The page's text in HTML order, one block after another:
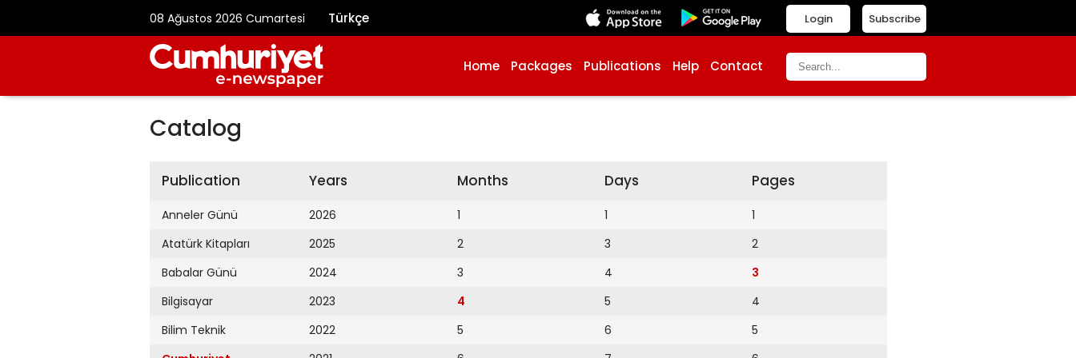
08 Ağustos 2026 Cumartesi Türkçe Subscribe
Login
Home Packages Publications Help Contact
Catalog
Publication
Anneler Günü
Atatürk Kitapları
Babalar Günü
Bilgisayar
Bilim Teknik
Years
2026
2025
2024
2023
2022
Months
1
2
3
4
5
Days
1
3
4
5
6
Pages
1
2
3
4
5